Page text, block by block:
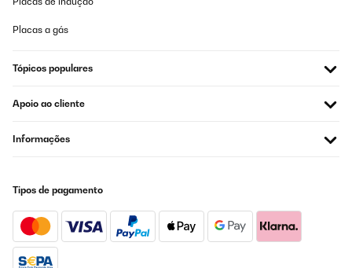
Placas a gás
Tópicos populares
Apoio ao cliente
Informações
Tipos de pagamento